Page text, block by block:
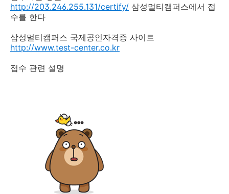
http://203.246.255.131/certify/ 삼성멀티캠퍼스에서 접
수를 한다
삼성멀티캠퍼스 국제공인자격증 사이트
http://www.test-center.co.kr
접수 관련 설명